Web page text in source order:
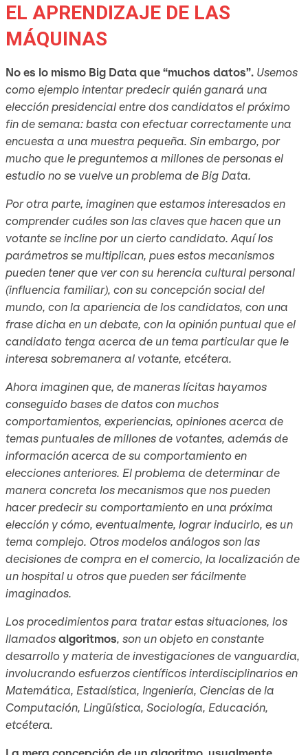
EL APRENDIZAJE DE LAS
MÁQUINAS
No es lo mismo Big Data que “muchos datos”. Usemos
como ejemplo intentar predecir quién ganará una
elección presidencial entre dos candidatos el próximo
fin de semana: basta con efectuar correctamente una
encuesta a una muestra pequeña. Sin embargo, por
mucho que le preguntemos a millones de personas el
estudio no se vuelve un problema de Big Data.
Por otra parte, imaginen que estamos interesados en
comprender cuáles son las claves que hacen que un
votante se incline por un cierto candidato. Aquí los
parámetros se multiplican, pues estos mecanismos
pueden tener que ver con su herencia cultural personal
(influencia familiar), con su concepción social del
mundo, con la apariencia de los candidatos, con una
frase dicha en un debate, con la opinión puntual que el
candidato tenga acerca de un tema particular que le
interesa sobremanera al votante, etcétera.
Ahora imaginen que, de maneras lícitas hayamos
conseguido bases de datos con muchos
comportamientos, experiencias, opiniones acerca de
temas puntuales de millones de votantes, además de
información acerca de su comportamiento en
elecciones anteriores. El problema de determinar de
manera concreta los mecanismos que nos pueden
hacer predecir su comportamiento en una próxima
elección y cómo, eventualmente, lograr inducirlo, es un
tema complejo. Otros modelos análogos son las
decisiones de compra en el comercio, la localización de
un hospital u otros que pueden ser fácilmente
imaginados.
Los procedimientos para tratar estas situaciones, los
llamadosalgoritmos, son un objeto en constante
desarrollo y materia de investigaciones de vanguardia,
involucrando esfuerzos científicos interdisciplinarios en
Matemática, Estadística, Ingeniería, Ciencias de la
Computación, Lingüística, Sociología, Educación,
etcétera.